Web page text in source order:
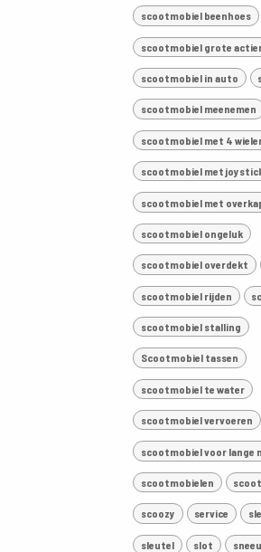
scootmobiel beenhoes
scootmobiel grote
scootmobiel in auto
scootmobiel meenemen
scootmobiel met 4
scootmobiel met
scootmobiel met
scootmobiel ongeluk
scootmobiel overdekt
scootmobiel rijden
scootmobiel stalling
Scootmobiel tassen
scootmobiel te water
scootmobiel vervoeren
scootmobiel voor lange
scootmobielen
scoozy service
sleutel slot